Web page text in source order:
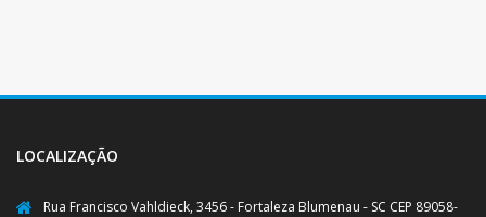
LOCALIZAÇÃO
Rua Francisco Vahldieck, 3456 - Fortaleza Blumenau - SC CEP 89058-